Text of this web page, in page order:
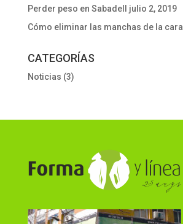
Perder peso en Sabadell
julio 2, 2019
Cómo eliminar las manchas de la cara
CATEGORÍAS
Noticias (3)